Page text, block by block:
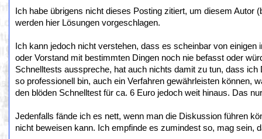
Ich habe übrigens nicht dieses Posting zitiert, um diesem
werden hier Lösungen vorgeschlagen.
Ich kann jedoch nicht verstehen, dass es scheinbar von
oder Vorstand mit bestimmten Dingen noch nie befasst oder
Schnelltests ausspreche, hat auch nichts damit zu tun, dass
so professionell bin, auch ein Verfahren gewährleisten können,
den blöden Schnelltest für ca. 6 Euro jedoch weit hinaus. Das
Jedenfalls fände ich es nett, wenn man die Diskussion führen
nicht beweisen kann. Ich empfinde es zumindest so, mag sein,